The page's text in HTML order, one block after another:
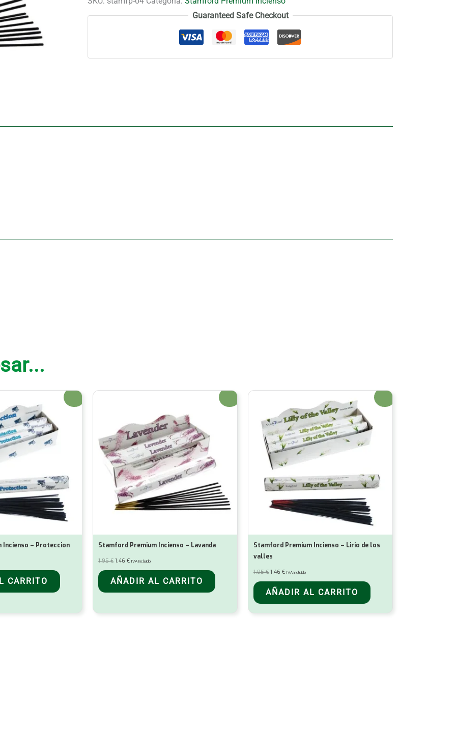
Guaranteed Safe Checkout
¡Oferta!
Incienso – Proteccion
CARRITO
¡Oferta!
Stamford Premium Incienso – Lavanda
1,95€ El
original
era:
1,95 €.
1,46 €El
actual
1,46 €.
IVA incluido
AÑADIR AL CARRITO
¡Oferta!
Stamford Premium Incienso – Lirio de los
valles
1,95€ El
original
era:
1,95 €.
1,46 €El
actual
1,46 €.
IVA incluido
AÑADIR AL CARRITO